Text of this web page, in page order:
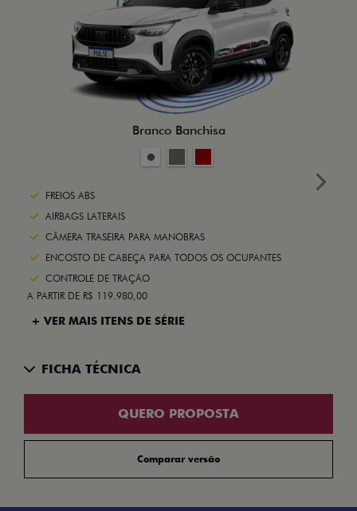
Branco Banchisa
FREIOS ABS
AIRBAGS LATERAIS
CÂMERA TRASEIRA PARA MANOBRAS
ENCOSTO DE CABEÇA PARA TODOS OS OCUPANTES
CONTROLE DE TRAÇÃO
A PARTIR DE R$ 119.980,00
+ VER MAIS ITENS DE SÉRIE
FICHA TÉCNICA
QUERO PROPOSTA
Comparar versão
Next